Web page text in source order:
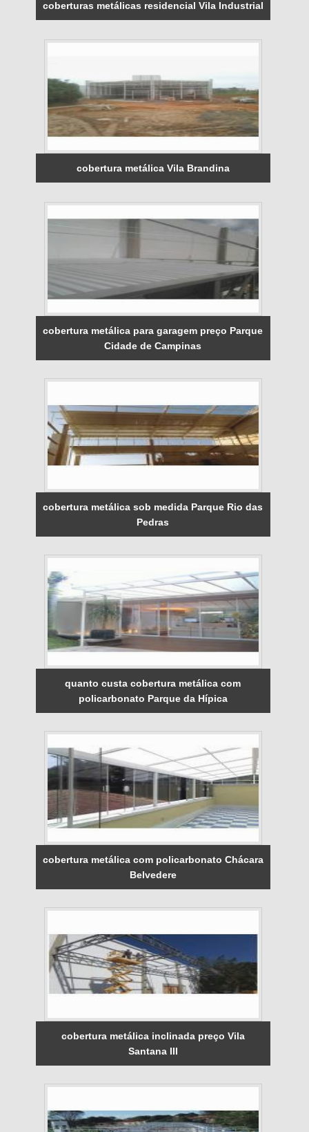
coberturas metálicas residencial Vila Industrial
cobertura metálica Vila Brandina
cobertura metálica para garagem preço Parque
Cidade de Campinas
cobertura metálica sob medida Parque Rio das
Pedras
quanto custa cobertura metálica com
policarbonato Parque da Hípica
cobertura metálica com policarbonato Chácara
Belvedere
cobertura metálica inclinada preço Vila
Santana III